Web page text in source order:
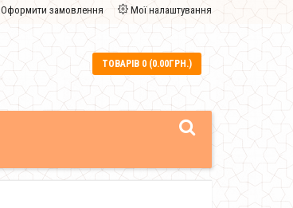
Оформити замовлення Мої налаштування
ТОВАРІВ 0 (0.00ГРН.)